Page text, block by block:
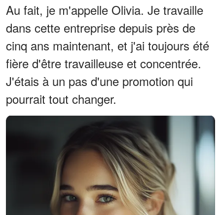
Au fait, je m'appelle Olivia. Je travaille
dans cette entreprise depuis près de
cinq ans maintenant, et j'ai toujours été
fière d'être travailleuse et concentrée.
J'étais à un pas d'une promotion qui
pourrait tout changer.